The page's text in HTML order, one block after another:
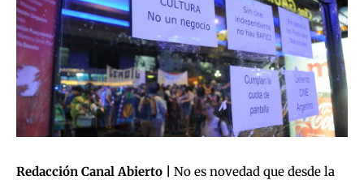
Redacción Canal Abierto | No es novedad que desde la